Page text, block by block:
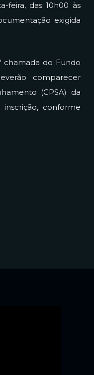
feira, das 10h00 às
exigida
chamada do Fundo
comparecer
(CPSA) da
conforme